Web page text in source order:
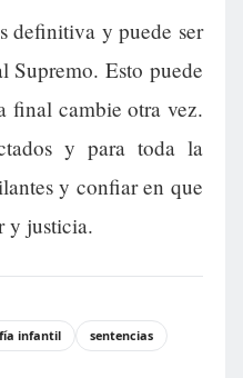
definitiva y puede ser
Supremo. Esto puede
final cambie otra vez.
y para toda la
y confiar en que
y justicia.
infantil
sentencias